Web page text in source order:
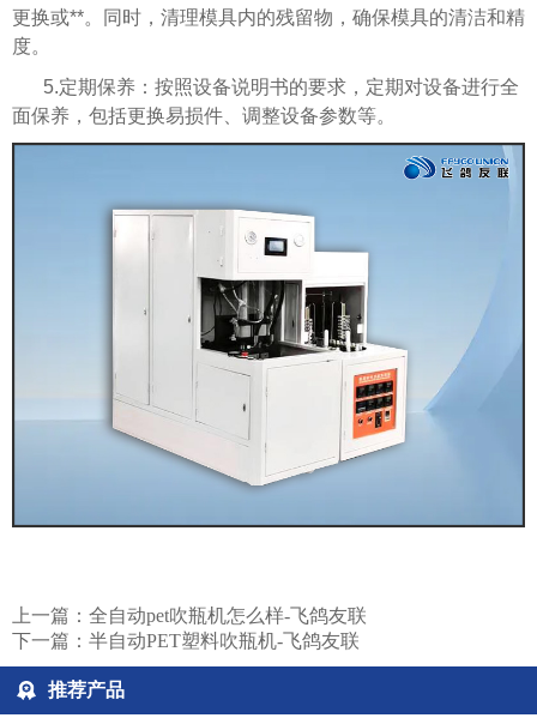
更换或**。同时，清理模具内的残留物，确保模具的清洁和精
度。
5.定期保养：按照设备说明书的要求，定期对设备进行全
面保养，包括更换易损件、调整设备参数等。
上一篇： 全自动pet吹瓶机怎么样-飞鸽友联
下一篇： 半自动PET塑料吹瓶机-飞鸽友联
推荐产品